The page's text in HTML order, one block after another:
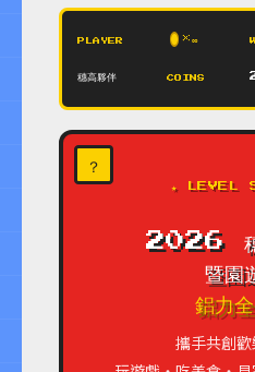
PLAYER
穗高夥伴
×∞
COINS
？
★ LEVEL
2026 穗
暨園
鋁力
攜手共創